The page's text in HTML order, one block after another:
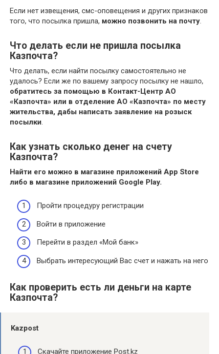
Если нет извещения, смс-оповещения и других признаков
того, что посылка пришла, можно позвонить на почту.
Что делать если не пришла посылка
Казпочта?
Что делать, если найти посылку самостоятельно не
удалось? Если же по вашему запросу посылку не нашло,
обратитесь за помощью в Контакт-Центр АО
«Казпочта» или в отделение АО «Казпочта» по месту
жительства, дабы написать заявление на розыск
посылки.
Как узнать сколько денег на счету
Казпочта?
Найти его можно в магазине приложений App Store
либо в магазине приложений Google Play.
Пройти процедуру регистрации
Войти в приложение
Перейти в раздел «Мой банк»
Выбрать интересующий Вас счет и нажать на него
Как проверить есть ли деньги на карте
Казпочта?
Kazpost
Скачайте приложение Post.kz ⠀